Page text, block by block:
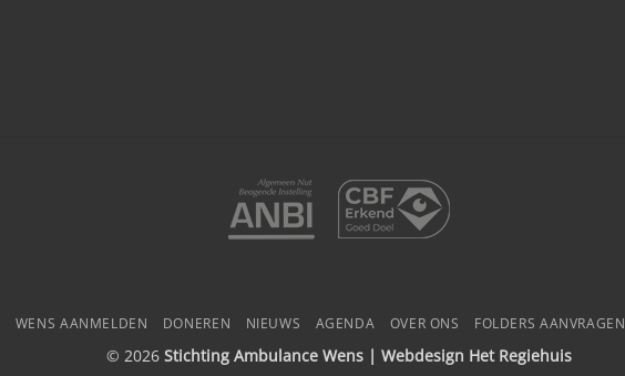
WENS AANMELDEN DONEREN NIEUWS AGENDA OVER ONS FOLDERS AANVRAGEN
© 2026 Stichting Ambulance Wens | Webdesign Het Regiehuis